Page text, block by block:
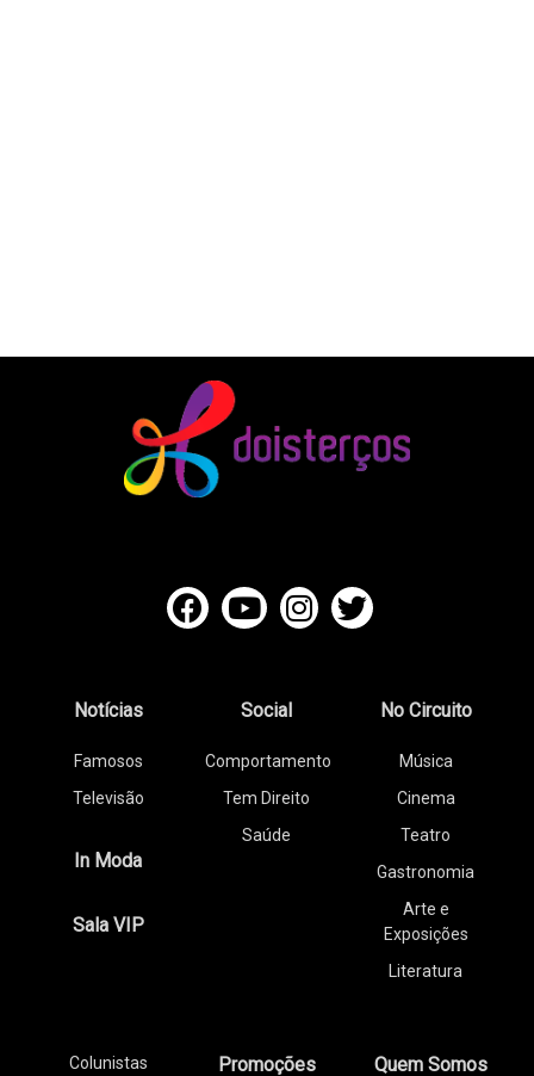
Notícias
Famosos
Televisão
In Moda
Sala VIP
Social
Comportamento
Tem Direito
Saúde
No Circuito
Música
Cinema
Teatro
Gastronomia
Arte e
Exposições
Literatura
Colunistas Promoções Quem Somos